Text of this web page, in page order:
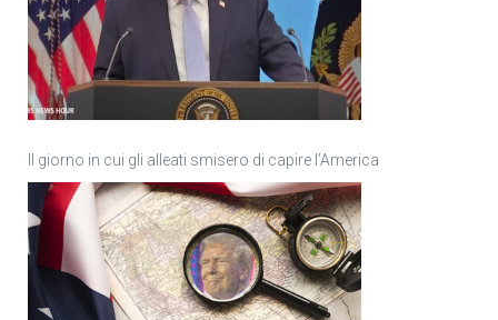
Il giorno in cui gli alleati smisero di capire l’America